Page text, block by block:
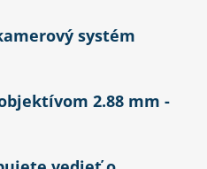
systém
2.88 mm -